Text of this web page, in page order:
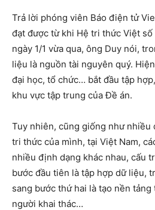
Trả lời phóng viên Báo điện tử
đạt được từ khi Hệ tri thức Việt số
ngày 1/1 vừa qua, ông Duy nói,
liệu là nguồn tài nguyên quý.
đại học, tổ chức… bắt đầu tập
khu vực tập trung của Đề án.
Tuy nhiên, cũng giống như nhiều
tri thức của mình, tại Việt Nam,
nhiều định dạng khác nhau, cấu
bước đầu tiên là tập hợp dữ liệu,
sang bước thứ hai là tạo nền
người khai thác…